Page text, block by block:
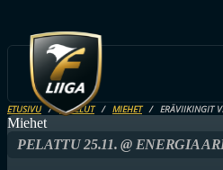
ETUSIVU OTTELUT MIEHET ERÄVIIKINGIT
Miehet
PELATTU 25.11. @ ENERGIA